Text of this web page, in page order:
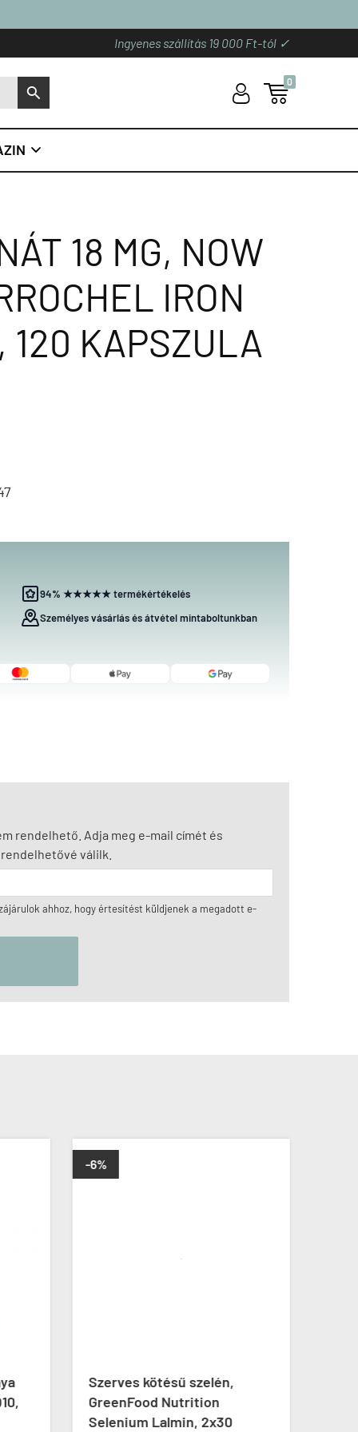
Ingyenes szállítás 19 000 Ft-tól ✓
S U 
0

18 MG, NOW
IRON
120 KAPSZULA
94% ★★★★★ termékértékelés
Személyes vásárlás és átvétel mintaboltunkban
rendelhető. Adja meg e-mail címét és
válilk.
ahhoz, hogy értesítést küldjenek a megadott e-
-6%
Szerves kötésű szelén,
GreenFood Nutrition
Selenium Lalmin, 2x30